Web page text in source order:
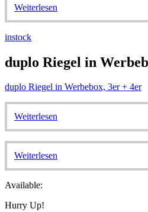
Weiterlesen
instock
duplo Riegel in
duplo Riegel in Werbebox, 3er + 4er
Weiterlesen
Weiterlesen
Available:
Hurry Up!